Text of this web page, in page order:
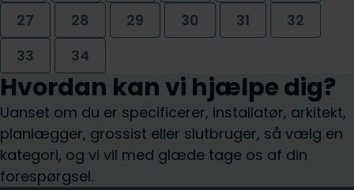
27
28 29 30 31
32
33
34
Hvordan kan vi hjælpe dig?
Uanset om du er specificerer, installatør, arkitekt,
planlægger, grossist eller slutbruger, så vælg en
kategori, og vi vil med glæde tage os af din
forespørgsel.